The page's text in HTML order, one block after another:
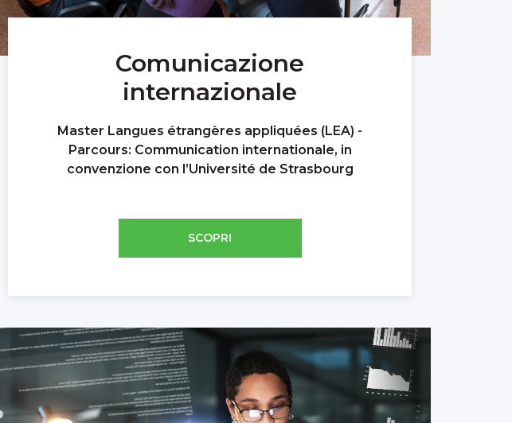
Comunicazione
internazionale
Master Langues étrangères appliquées (LEA) -
Parcours: Communication internationale, in
convenzione con l’Université de Strasbourg
SCOPRI